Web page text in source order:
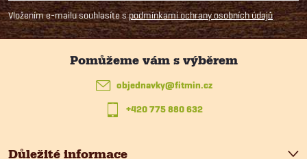
pVložením e-mailu souhlasíte spodmínkami ochrany osobních údajů
Důležité informace
objednavky@fitmin.cz
+420 775 880 632